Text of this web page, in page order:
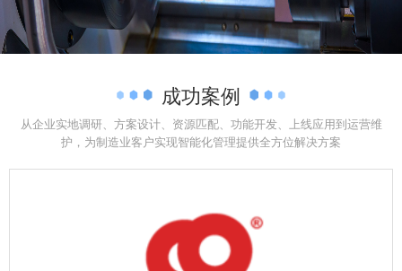
成功案例
从企业实地调研、方案设计、资源匹配、功能开发、上线应用到运营维
护，为制造业客户实现智能化管理提供全方位解决方案